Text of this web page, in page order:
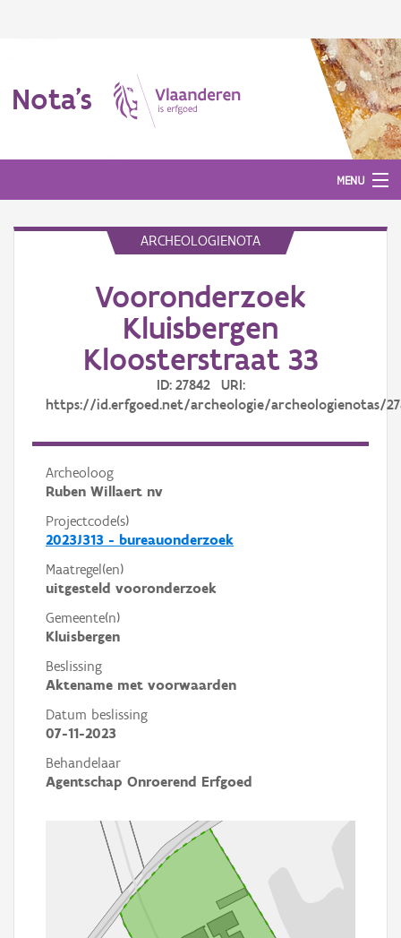
Nota's
MENU
ARCHEOLOGIENOTA
Vooronderzoek
Kluisbergen
Kloosterstraat 33
ID: 27842 URI:
https://id.erfgoed.net/archeologie/archeologienotas/
Archeoloog
Ruben Willaert nv
Projectcode(s)
2023J313 - bureauonderzoek
Maatregel(en)
uitgesteld vooronderzoek
Gemeente(n)
Kluisbergen
Beslissing
Aktename met voorwaarden
Datum beslissing
07-11-2023
Behandelaar
Agentschap Onroerend Erfgoed